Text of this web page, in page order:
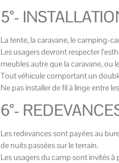
5°-
La tente, la caravane, le camping-
Les usagers devront respecter
meubles autre que la caravane, ou
Tout véhicule comportant un
Ne pas installer de fil à linge entre
6°-
Les redevances sont payées au
de nuits passées sur le terrain.
Les usagers du camp sont invités à